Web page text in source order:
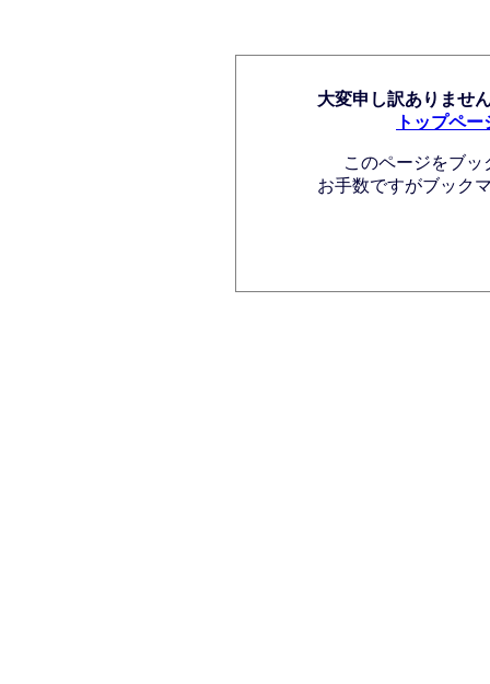
大変申し訳ありませ
トップペー
このページをブ
お手数ですがブック